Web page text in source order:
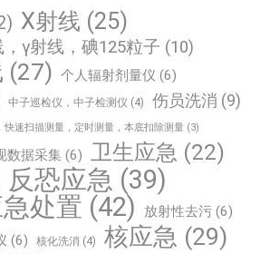
X射线 (25)
γ射线，碘125粒子 (10)
(27) 个人辐射剂量仪 (6)
中子巡检仪，中子检测仪 (4) 伤员洗消 (9)
快速扫描测量，定时测量，本底扣除测量 (3)
数据采集 (6) 卫生应急 (22)
反恐应急 (39)
处置 (42) 放射性去污 (6)
(6) 核化洗消 (4) 核应急 (29)